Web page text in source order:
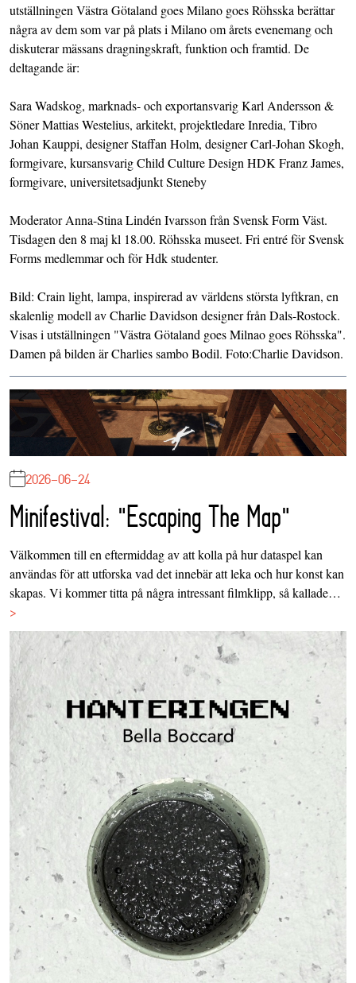
utställningen Västra Götaland goes Milano goes Röhsska berättar
några av dem som var på plats i Milano om årets evenemang och
diskuterar mässans dragningskraft, funktion och framtid. De
deltagande är:
Sara Wadskog, marknads- och exportansvarig Karl Andersson &
Söner Mattias Westelius, arkitekt, projektledare Inredia, Tibro
Johan Kauppi, designer Staffan Holm, designer Carl-Johan Skogh,
formgivare, kursansvarig Child Culture Design HDK Franz James,
formgivare, universitetsadjunkt Steneby
Moderator Anna-Stina Lindén Ivarsson från Svensk Form Väst.
Tisdagen den 8 maj kl 18.00. Röhsska museet. Fri entré för Svensk
Forms medlemmar och för Hdk studenter.
Bild: Crain light, lampa, inspirerad av världens största lyftkran, en
skalenlig modell av Charlie Davidson designer från Dals-Rostock.
Visas i utställningen "Västra Götaland goes Milnao goes Röhsska".
Damen på bilden är Charlies sambo Bodil. Foto:Charlie Davidson.
2026-06-24
Minifestival: "Escaping The Map"
Välkommen till en eftermiddag av att kolla på hur dataspel kan
användas för att utforska vad det innebär att leka och hur konst kan
skapas. Vi kommer titta på några intressant filmklipp, så kallade…
>